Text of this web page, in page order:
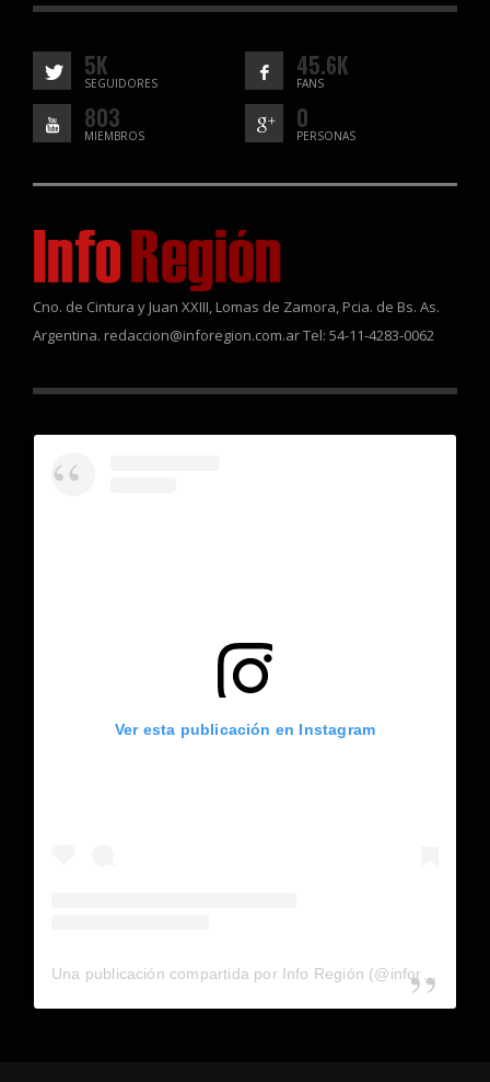
5K
SEGUIDORES
45.6K
FANS
803
MIEMBROS
0
PERSONAS
Cno. de Cintura y Juan XXIII, Lomas de Zamora, Pcia. de Bs. As.
Argentina. redaccion@inforegion.com.ar Tel: 54-11-4283-0062
Ver esta publicación en Instagram
Una publicación compartida por Info Región (@inforegion_redes)